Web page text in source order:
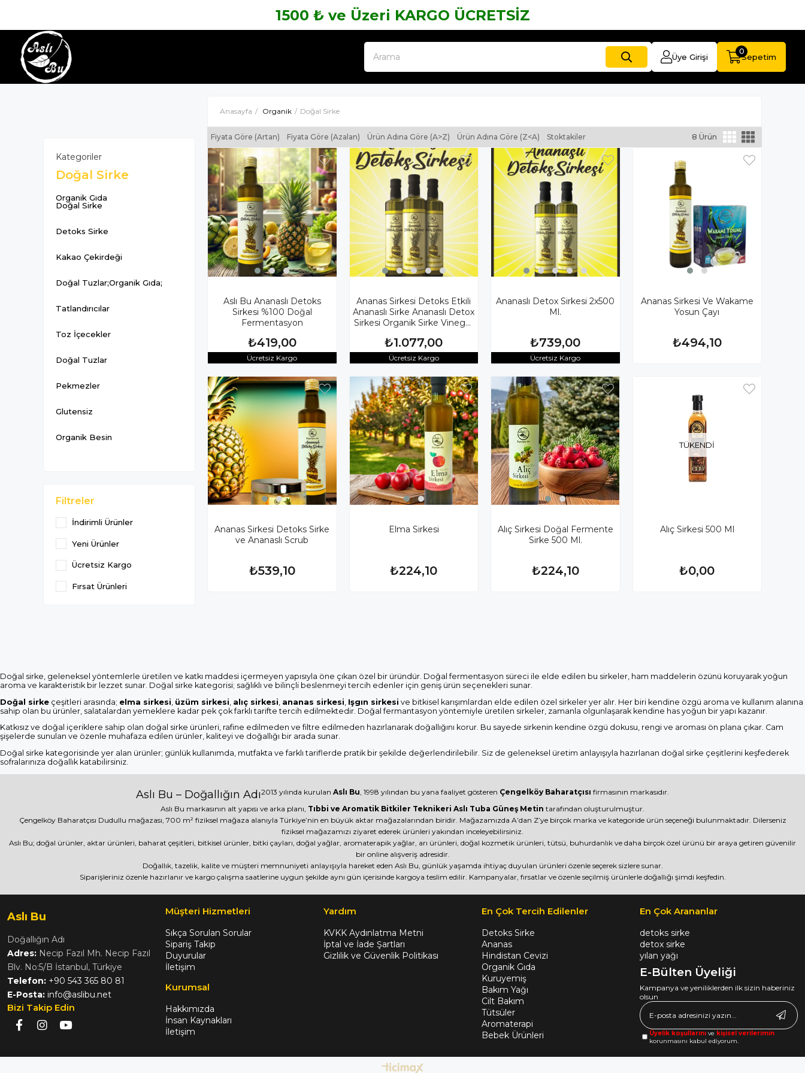
1500 ₺ ve Üzeri KARGO ÜCRETSİZ
Üye Girişi Sepetim
0
Kategoriler
Doğal Sirke
Organik Gıda
Doğal Sirke
Detoks Sirke
Kakao Çekirdeği
Doğal Tuzlar;Organik Gıda;
Tatlandırıcılar
Toz İçecekler
Doğal Tuzlar
Pekmezler
Glutensiz
Organik Besin
Filtreler
İndirimli Ürünler
Yeni Ürünler
Ücretsiz Kargo
Fırsat Ürünleri
Anasayfa Organik Doğal Sirke
Fiyata Göre (Artan) Fiyata Göre (Azalan) Ürün Adına Göre (A>Z) Ürün Adına Göre (Z<A) Stoktakiler 8 Ürün
Aslı Bu Ananaslı Detoks
Sirkesi %100 Doğal
Fermentasyon
₺419,00
Ücretsiz Kargo
Ananas Sirkesi Detoks Etkili
Ananaslı Sirke Ananaslı Detox
Sirkesi Organik Sirke Vinegar
₺1.077,00
Ücretsiz Kargo
Ananaslı Detox Sirkesi 2x500
Ml.
₺739,00
Ücretsiz Kargo
Ananas Sirkesi Ve Wakame
Yosun Çayı
₺494,10
Ananas Sirkesi Detoks Sirke
ve Ananaslı Scrub
₺539,10
Elma Sirkesi
₺224,10
Alıç Sirkesi Doğal Fermente
Sirke 500 Ml.
₺224,10
TÜKENDI
Alıç Sirkesi 500 Ml
₺0,00
Doğal sirke, geleneksel yöntemlerle üretilen ve katkı maddesi içermeyen yapısıyla öne çıkan özel bir üründür. Doğal fermentasyon süreci ile elde edilen bu sirkeler, ham maddelerin özünü koruyarak yoğun
aroma ve karakteristik bir lezzet sunar. Doğal sirke kategorisi; sağlıklı ve bilinçli beslenmeyi tercih edenler için geniş ürün seçenekleri sunar.
Doğal sirke çeşitleri arasında; elma sirkesi üzüm sirkesi alıç sirkesi ananas sirkesi Işgın sirkesi ve bitkisel karışımlardan elde edilen özel sirkeler yer alır. Her biri kendine özgü aroma ve kullanım alanına
sahip olan bu ürünler, salatalardan yemeklere kadar pek çok farklı tarifte tercih edilmektedir. Doğal fermantasyon yöntemiyle üretilen sirkeler, zamanla olgunlaşarak kendine has yoğun bir yapı kazanır.
Katkısız ve doğal içeriklere sahip olan doğal sirke ürünleri, rafine edilmeden ve filtre edilmeden hazırlanarak doğallığını korur. Bu sayede sirkenin kendine özgü dokusu, rengi ve aroması ön plana çıkar. Cam
şişelerde sunulan ve özenle muhafaza edilen ürünler, kaliteyi ve doğallığı bir arada sunar.
Doğal sirke kategorisinde yer alan ürünler; günlük kullanımda, mutfakta ve farklı tariflerde pratik bir şekilde değerlendirilebilir. Siz de geleneksel üretim anlayışıyla hazırlanan doğal sirke çeşitlerini keşfederek
sofralarınıza doğallık katabilirsiniz.
Aslı Bu – Doğallığın Adı2013 yılında kurulan Aslı Bu , 1998 yılından bu yana faaliyet gösteren Çengelköy Baharatçısı firmasının markasıdır.
Aslı Bu markasının alt yapısı ve arka planı, Tıbbi ve Aromatik Bitkiler Teknikeri Aslı Tuba Güneş Metin tarafından oluşturulmuştur.
Çengelköy Baharatçısı Dudullu mağazası, 700 m² fiziksel mağaza alanıyla Türkiye’nin en büyük aktar mağazalarından biridir. Mağazamızda A’dan Z’ye birçok marka ve kategoride ürün seçeneği bulunmaktadır. Dilerseniz
fiziksel mağazamızı ziyaret ederek ürünleri yakından inceleyebilirsiniz.
Aslı Bu; doğal ürünler, aktar ürünleri, baharat çeşitleri, bitkisel ürünler, bitki çayları, doğal yağlar, aromaterapik yağlar, arı ürünleri, doğal kozmetik ürünleri, tütsü, buhurdanlık ve daha birçok özel ürünü bir araya getiren güvenilir
bir online alışveriş adresidir.
Doğallık, tazelik, kalite ve müşteri memnuniyeti anlayışıyla hareket eden Aslı Bu, günlük yaşamda ihtiyaç duyulan ürünleri özenle seçerek sizlere sunar.
Siparişleriniz özenle hazırlanır ve kargo çalışma saatlerine uygun şekilde aynı gün içerisinde kargoya teslim edilir. Kampanyalar, fırsatlar ve özenle seçilmiş ürünlerle doğallığı şimdi keşfedin.
Aslı Bu
Doğallığın Adı
Adres: Necip Fazıl Mh. Necip Fazıl
Blv. No:5/B İstanbul, Türkiye
Telefon: +90 543 365 80 81
E-Posta: info@aslibu.net
Bizi Takip Edin
Müşteri Hizmetleri
Sıkça Sorulan Sorular
Sipariş Takip
Duyurular
İletişim
Kurumsal
Hakkımızda
İnsan Kaynakları
İletişim
Yardım
KVKK Aydınlatma Metni
İptal ve İade Şartları
Gizlilik ve Güvenlik Politikası
En Çok Tercih Edilenler
Detoks Sirke
Ananas
Hindistan Cevizi
Organik Gıda
Kuruyemiş
Bakım Yağı
Cilt Bakım
Tütsüler
Aromaterapi
Bebek Ürünleri
En Çok Arananlar
detoks sirke
detox sirke
yılan yağı
E-Bülten Üyeliği
Kampanya ve yeniliklerden ilk sizin haberiniz
olsun
Üyelik koşullarınıve kişisel verilerimin
korunmasını kabul ediyorum.